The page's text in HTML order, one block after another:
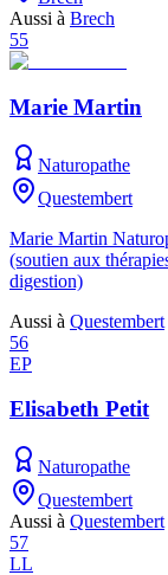
Aussi à Brech
55
Marie Martin
Naturopathe
Questembert
Marie Martin
(soutien aux
digestion)
Aussi à Questembert
56
EP
Elisabeth Petit
Naturopathe
Questembert
Aussi à Questembert
57
LL